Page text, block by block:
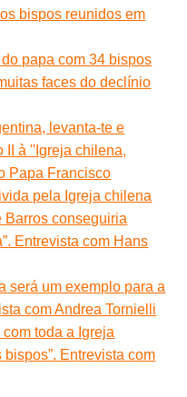
bispos reunidos em
papa com 34 bispos
faces do declínio
levanta-te e
II à ''Igreja chilena,
Papa Francisco
pela Igreja chilena
Barros conseguiria
Entrevista com Hans
será um exemplo para a
com Andrea Tornielli
toda a Igreja
Entrevista com